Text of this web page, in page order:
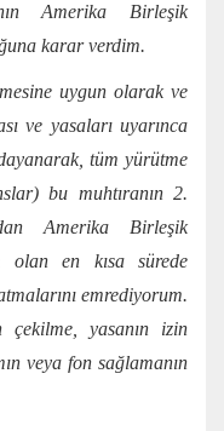
Amerika Birleşik
karar verdim.
uygun olarak ve
ve yasaları uyarınca
tüm yürütme
bu muhtıranın 2.
Amerika Birleşik
olan en kısa sürede
emrediyorum.
yasanın izin
veya fon sağlamanın